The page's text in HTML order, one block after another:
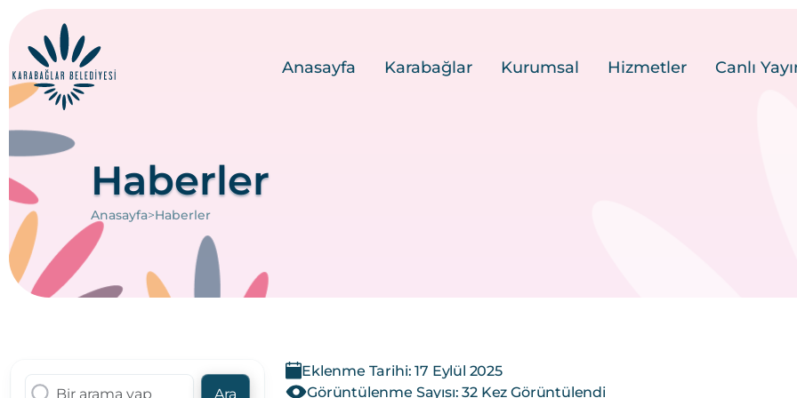
Anasayfa Karabağlar Kurumsal Hizmetler Canlı
Haberler
Anasayfa>Haberler
Ara
Eklenme Tarihi: 17 Eylül 2025
Görüntülenme Sayısı: 32 Kez Görüntülendi